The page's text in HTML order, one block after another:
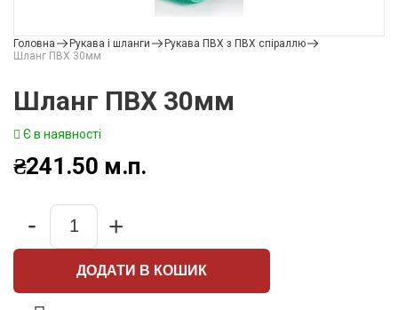
Головна Рукава і шланги
Рукава ПВХ з ПВХ спіраллю
Шланг ПВХ 30мм
Шланг ПВХ 30мм
Є в наявності
₴241.50 м.п.
Quantity
- +
ДОДАТИ В КОШИК